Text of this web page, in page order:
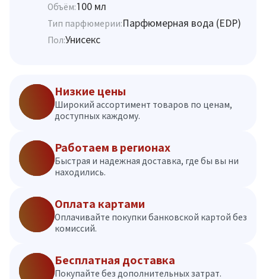
Объём:100 мл
Тип парфюмерии:Парфюмерная вода (EDP)
Пол:Унисекс
Низкие цены
Широкий ассортимент товаров по ценам,
доступных каждому.
Работаем в регионах
Быстрая и надежная доставка, где бы вы ни
находились.
Оплата картами
Оплачивайте покупки банковской картой без
комиссий.
Бесплатная доставка
Покупайте без дополнительных затрат.